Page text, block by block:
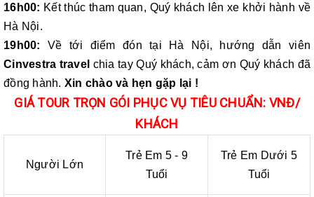
16h00: Kết thúc tham quan, Quý khách lên xe khởi hành về
Hà Nội.
19h00: Về tới điểm đón tại Hà Nội, hướng dẫn viên
Cinvestra travel chia tay Quý khách, cảm ơn Quý khách đã
đồng hành. Xin chào và hẹn gặp lại !
GIÁ TOUR TRỌN GÓI PHỤC VỤ TIÊU CHUẨN: VNĐ/
KHÁCH
Người Lớn
Trẻ Em 5 - 9
Tuổi
Trẻ Em Dưới 5
Tuổi